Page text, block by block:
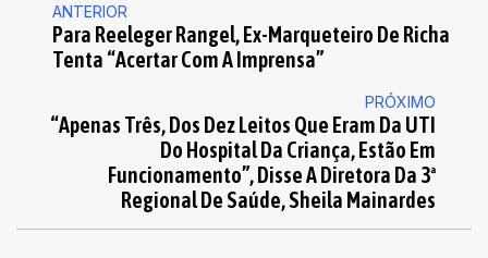
ANTERIOR
Para Reeleger Rangel, Ex-Marqueteiro De Richa
Tenta “acertar Com A Imprensa”
PRÓXIMO
“Apenas Três, Dos Dez Leitos Que Eram Da UTI
Do Hospital Da Criança, Estão Em
Funcionamento”, Disse A Diretora Da 3ª
Regional De Saúde, Sheila Mainardes